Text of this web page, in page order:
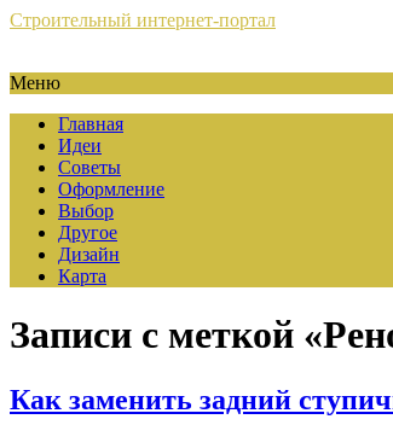
Строительный интернет-портал
Меню
Главная
Идеи
Советы
Оформление
Выбор
Другое
Дизайн
Карта
Записи с меткой
Как заменить задний